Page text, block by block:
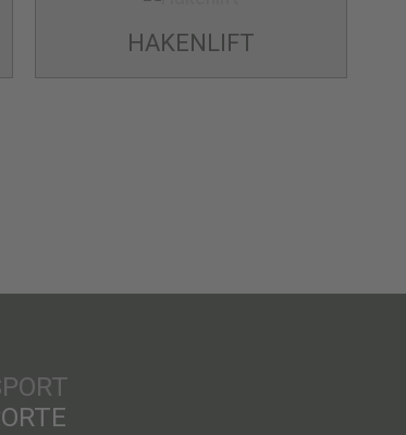
HAKENLIFT